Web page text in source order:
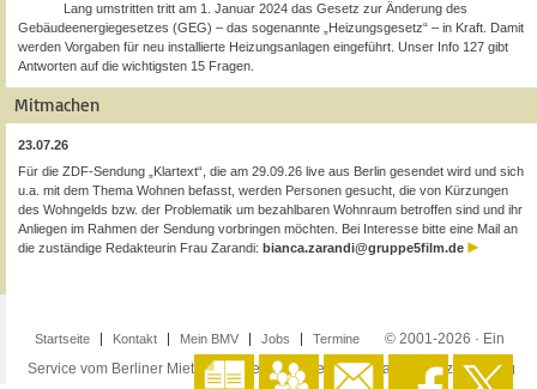
Lang umstritten tritt am 1. Januar 2024 das Gesetz zur Änderung des
Gebäudeenergiegesetzes (GEG) – das sogenannte „Heizungsgesetz“ – in Kraft. Damit
werden Vorgaben für neu installierte Heizungsanlagen eingeführt. Unser Info 127 gibt
Antworten auf die wichtigsten 15 Fragen.
Mitmachen
23.07.26
Für die ZDF-Sendung „Klartext“, die am 29.09.26 live aus Berlin gesendet wird und sich
u.a. mit dem Thema Wohnen befasst, werden Personen gesucht, die von Kürzungen
des Wohngelds bzw. der Problematik um bezahlbaren Wohnraum betroffen sind und ihr
Anliegen im Rahmen der Sendung vorbringen möchten. Bei Interesse bitte eine Mail an
die zuständige Redakteurin Frau Zarandi: bianca.zarandi@gruppe5film.de
Startseite Kontakt Mein BMV Jobs Termine
© 2001-2026 · Ein
Service vom Berliner Mieterverein e.V. ·Impressum·Datenschutzerklärung